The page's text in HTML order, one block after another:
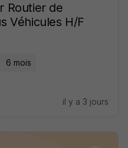
Routier de
Véhicules H/F
6 mois
il y a 3 jours